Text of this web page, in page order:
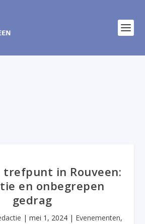
trefpunt in Rouveen:
en onbegrepen
gedrag
| mei 1, 2024 | Evenementen,